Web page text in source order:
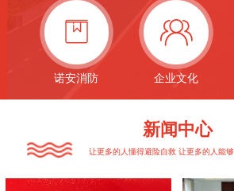
诺安消防 企业文化
新闻中心
让更多的人懂得避险自救 让更多的人能